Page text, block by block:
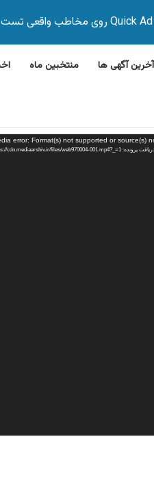
آخرین آگهی ها منتخبین ماه
error: Format(s) not supported or source(s)
دریافت پرونده: https://cdn.mediaarshiv.ir/files/web970004-001.mp4?_=1